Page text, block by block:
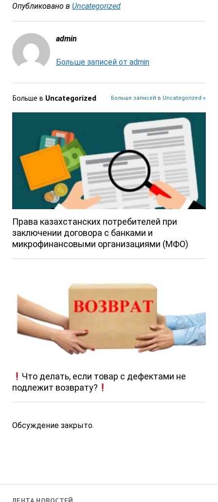
Опубликовано в Uncategorized
admin
Больше записей от admin
Больше в Uncategorized Больше записей в Uncategorized »
Права казахстанских потребителей при
заключении договора с банками и
микрофинансовыми организациями (МФО)
Что делать, если товар с дефектами не
подлежит возврату?
Обсуждение закрыто.